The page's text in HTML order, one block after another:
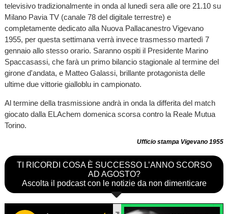
televisivo tradizionalmente in onda al lunedì sera alle ore 21.10 su
Milano Pavia TV (canale 78 del digitale terrestre) e
completamente dedicato alla Nuova Pallacanestro Vigevano
1955, per questa settimana verrà invece trasmesso martedì 7
gennaio allo stesso orario. Saranno ospiti il Presidente Marino
Spaccasassi, che farà un primo bilancio stagionale al termine del
girone d'andata, e Matteo Galassi, brillante protagonista delle
ultime due vittorie gialloblu in campionato.
Al termine della trasmissione andrà in onda la differita del match
giocato dalla ELAchem domenica scorsa contro la Reale Mutua
Torino.
Ufficio stampa Vigevano 1955
TI RICORDI COSA È SUCCESSO L’ANNO SCORSO
AD AGOSTO?
Ascolta il podcast con le notizie da non dimenticare